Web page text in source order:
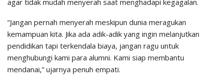
agar tidak mudah menyerah saat menghadapi kegagalan.
“Jangan pernah menyerah meskipun dunia meragukan
kemampuan kita. Jika ada adik-adik yang ingin melanjutkan
pendidikan tapi terkendala biaya, jangan ragu untuk
menghubungi kami para alumni. Kami siap membantu
mendanai,” ujarnya penuh empati.